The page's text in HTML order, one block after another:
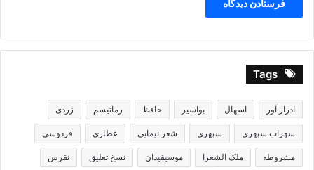
Tags
ادرار آور اسهال بواسیر حافظ رماتیسم زردی
سهراب سپهری سپهری شعر نیمایی عطاری فردوسی
مشروطه ملک الشعرا موسیقیدان نسخ تعلیق نقرس